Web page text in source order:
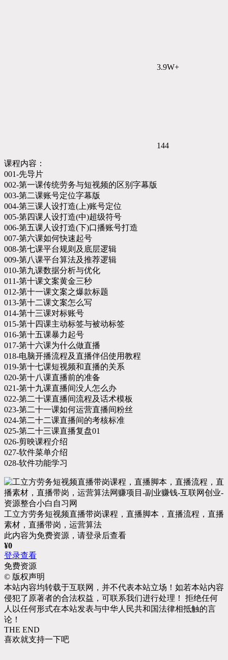
3.9W+
144
课程内容：
001-先导片
002-第一课传统劳务与短视频的区别字幕版
003-第二课账号定位字幕版
004-第三课人设打造(上)账号定位
005-第四课人设打造(中)超级符号
006-第五课人设打造(下)口播账号打造
007-第六课如何快速起号
008-第七课平台规则及底层逻辑
009-第八课平台算法及推荐逻辑
010-第九课数据分析与优化
011-第十课文案黄金三秒
012-第十一课文案之爆款标题
013-第十二课文案怎么写
014-第十三课对标账号
015-第十四课主动标签与被动标签
016-第十五课暴力起号
017-第十六课为什么做直播
018-电脑开播流程及直播伴侣使用教程
019-第十七课短视频和直播的关系
020-第十八课直播前的准备
021-第十九课直播间没人怎么办
022-第二十课直播间流程及话术模板
023-第二十一课如何运营直播间粉丝
024-第二十二课直播间的考核标准
025-第二十三课直播复盘01
026-剪映课程介绍
027-软件菜单介绍
028-软件功能学习
工立方劳务短视频直播带岗课程，直播脚本，直播流程，直播
素材，直播带岗，运营算法
此内容为免费资源，请登录后查看
¥0
登录查看
免费资源
© 版权声明
本站内容均转载于互联网，并不代表本站立场！如若本站内容
侵犯了原著者的合法权益，可联系我们进行处理！ 拒绝任何
人以任何形式在本站发表与中华人民共和国法律相抵触的言
论！
THE END
喜欢就支持一下吧